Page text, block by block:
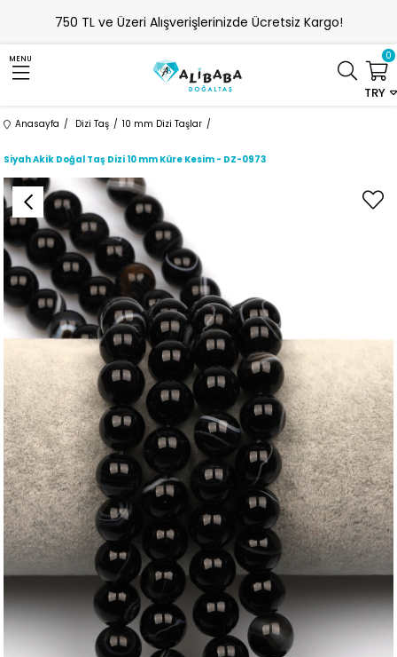
750 TL ve Üzeri Alışverişlerinizde Ücretsiz Kargo!
MENU
TRY
0
Anasayfa Dizi Taş 10 mm Dizi Taşlar
Siyah Akik Doğal Taş Dizi 10 mm Küre Kesim - DZ-0973